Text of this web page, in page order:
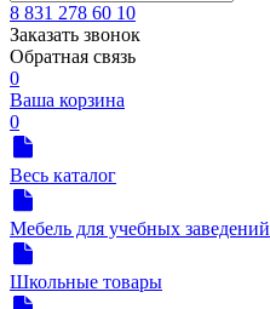
8 831 278 60 10
Заказать звонок
Обратная связь
0
Ваша корзина
0
Весь каталог
Мебель для учебных заведений
Школьные товары